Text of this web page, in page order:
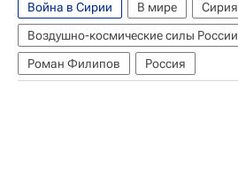
Война в Сирии В мире
Сирия
Воздушно-космические силы России
Роман Филипов
Россия